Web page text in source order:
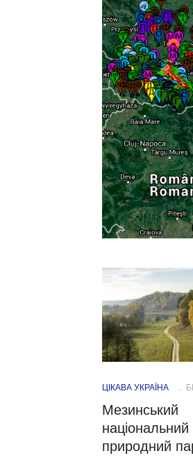
ЦІКАВА УКРАЇНА
Мезинський
національний
природний